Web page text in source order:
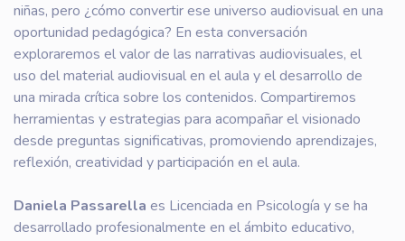
niñas, pero ¿cómo convertir ese universo audiovisual en una
oportunidad pedagógica? En esta conversación
exploraremos el valor de las narrativas audiovisuales, el
uso del material audiovisual en el aula y el desarrollo de
una mirada crítica sobre los contenidos. Compartiremos
herramientas y estrategias para acompañar el visionado
desde preguntas significativas, promoviendo aprendizajes,
reflexión, creatividad y participación en el aula.
Daniela Passarella es Licenciada en Psicología y se ha
desarrollado profesionalmente en el ámbito educativo,